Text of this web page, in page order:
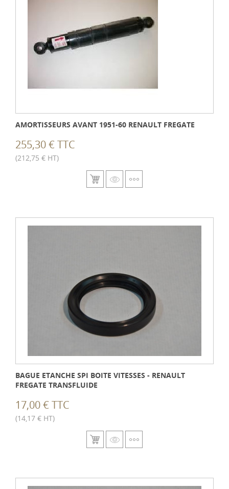
AMORTISSEURS AVANT 1951-60 RENAULT FREGATE
255,30 € TTC
(212,75 € HT)
BAGUE ETANCHE SPI BOITE VITESSES - RENAULT
FREGATE TRANSFLUIDE
17,00 € TTC
(14,17 € HT)